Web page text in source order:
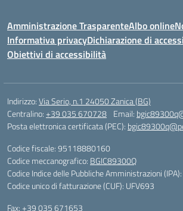
Amministrazione TrasparenteAlbo online
Informativa privacyDichiarazione di
Obiettivi di accessibilità
Indirizzo:Via Serio, n.1 24050 Zanica (BG)
Centralino:+39 035 670728 Email:
Posta elettronica certificata (PEC):
Codice fiscale: 95118880160
Codice meccanografico: BGIC89300Q
Codice Indice delle Pubbliche Amministrazioni
Codice unico di fatturazione (CUF): UFV693
Fax: +39 035 671653